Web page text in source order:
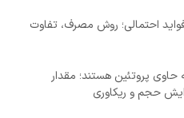
احتمالی؛ روش مصرف، تفاوت
حاوی پروتئین هستند؛ مقدار
حجم و ریکاوری